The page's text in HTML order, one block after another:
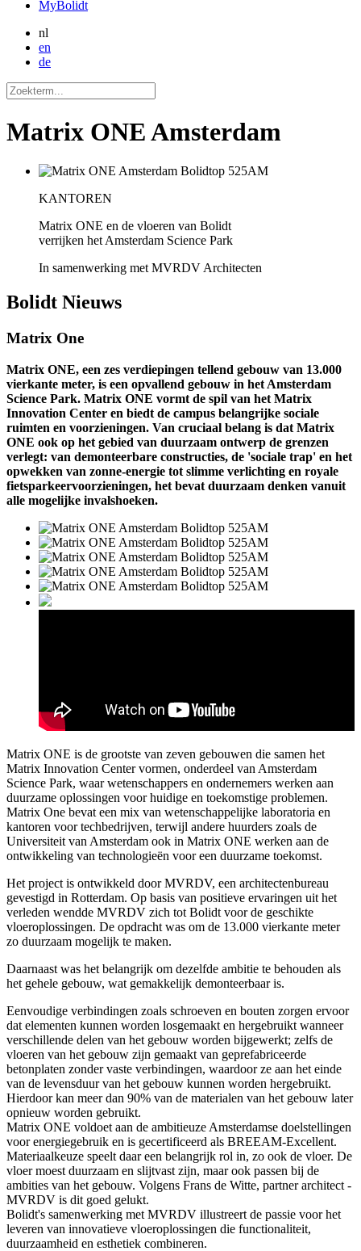
MyBolidt
nl
en
de
Matrix ONE Amsterdam
KANTOREN
Matrix ONE en de vloeren van Bolidt
verrijken het Amsterdam Science Park
In samenwerking met MVRDV Architecten
Bolidt Nieuws
Matrix One
Matrix ONE, een zes verdiepingen tellend gebouw van 13.000
vierkante meter, is een opvallend gebouw in het Amsterdam
Science Park. Matrix ONE vormt de spil van het Matrix
Innovation Center en biedt de campus belangrijke sociale
ruimten en voorzieningen. Van cruciaal belang is dat Matrix
ONE ook op het gebied van duurzaam ontwerp de grenzen
verlegt: van demonteerbare constructies, de 'sociale trap' en het
opwekken van zonne-energie tot slimme verlichting en royale
fietsparkeervoorzieningen, het bevat duurzaam denken vanuit
alle mogelijke invalshoeken.
Matrix ONE is de grootste van zeven gebouwen die samen het
Matrix Innovation Center vormen, onderdeel van Amsterdam
Science Park, waar wetenschappers en ondernemers werken aan
duurzame oplossingen voor huidige en toekomstige problemen.
Matrix One bevat een mix van wetenschappelijke laboratoria en
kantoren voor techbedrijven, terwijl andere huurders zoals de
Universiteit van Amsterdam ook in Matrix ONE werken aan de
ontwikkeling van technologieën voor een duurzame toekomst.
Het project is ontwikkeld door MVRDV, een architectenbureau
gevestigd in Rotterdam. Op basis van positieve ervaringen uit het
verleden wendde MVRDV zich tot Bolidt voor de geschikte
vloeroplossingen. De opdracht was om de 13.000 vierkante meter
zo duurzaam mogelijk te maken.
Daarnaast was het belangrijk om dezelfde ambitie te behouden als
het gehele gebouw, wat gemakkelijk demonteerbaar is.
Eenvoudige verbindingen zoals schroeven en bouten zorgen ervoor
dat elementen kunnen worden losgemaakt en hergebruikt wanneer
verschillende delen van het gebouw worden bijgewerkt; zelfs de
vloeren van het gebouw zijn gemaakt van geprefabriceerde
betonplaten zonder vaste verbindingen, waardoor ze aan het einde
van de levensduur van het gebouw kunnen worden hergebruikt.
Hierdoor kan meer dan 90% van de materialen van het gebouw later
opnieuw worden gebruikt.
Matrix ONE voldoet aan de ambitieuze Amsterdamse doelstellingen
voor energiegebruik en is gecertificeerd als BREEAM-Excellent.
Materiaalkeuze speelt daar een belangrijk rol in, zo ook de vloer. De
vloer moest duurzaam en slijtvast zijn, maar ook passen bij de
ambities van het gebouw. Volgens Frans de Witte, partner architect -
MVRDV is dit goed gelukt.
Bolidt's samenwerking met MVRDV illustreert de passie voor het
leveren van innovatieve vloeroplossingen die functionaliteit,
duurzaamheid en esthetiek combineren.